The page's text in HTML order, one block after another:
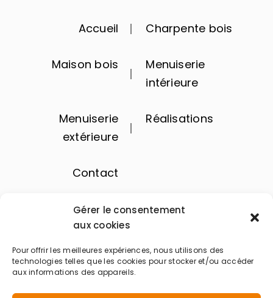
Gérer le consentement
aux cookies
Pour offrir les meilleures expériences, nous utilisons des
technologies telles que les cookies pour stocker et/ou accéder
aux informations des appareils.
Accueil Charpente bois
Maison bois
Menuiserie
intérieure
Menuiserie
extérieure
Réalisations
Contact